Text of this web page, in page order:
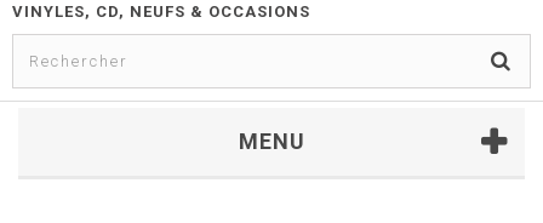
VINYLES, CD, NEUFS & OCCASIONS
MENU